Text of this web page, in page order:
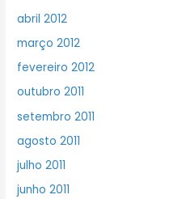
abril 2012
março 2012
fevereiro 2012
outubro 2011
setembro 2011
agosto 2011
julho 2011
junho 2011